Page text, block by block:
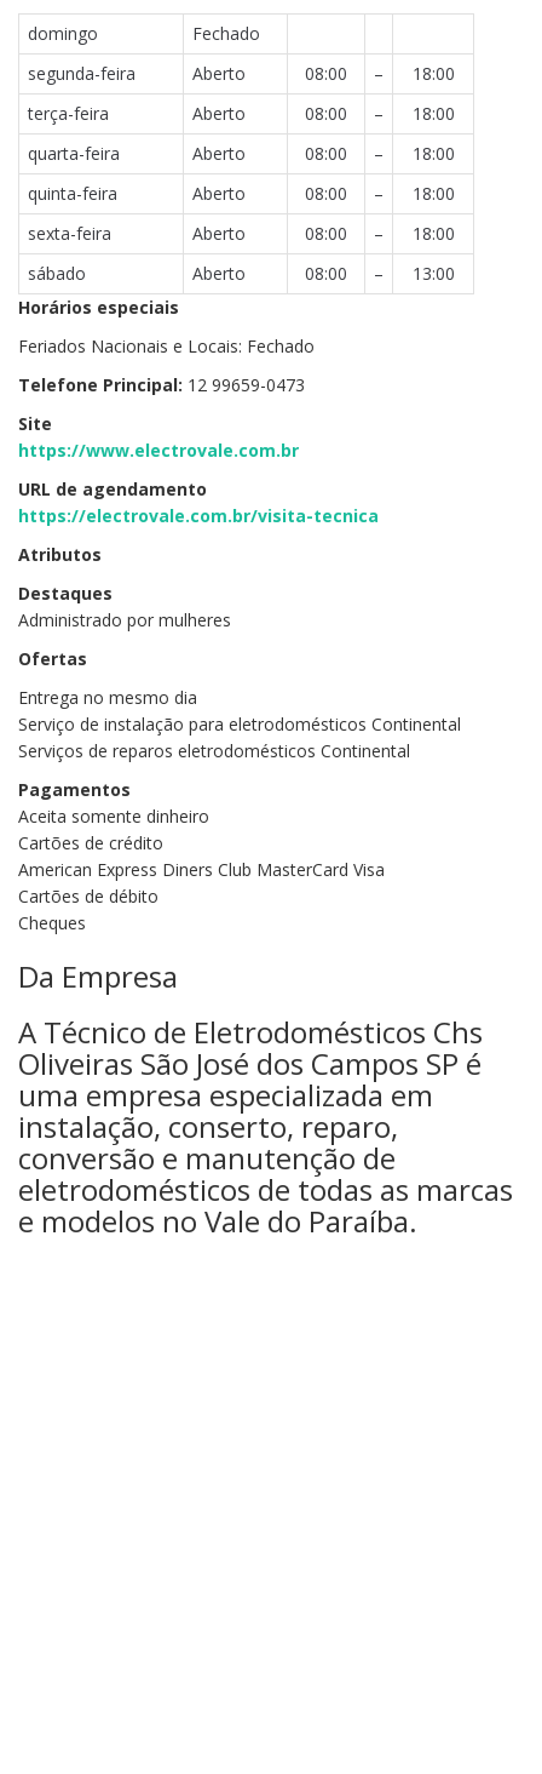
domingo
Fechado
segunda-feira
Aberto 08:00 –
18:00
terça-feira
Aberto 08:00 –
18:00
quarta-feira
Aberto 08:00 –
18:00
quinta-feira
Aberto 08:00 –
18:00
sexta-feira
Aberto 08:00 –
18:00
sábado
Aberto 08:00 –
13:00
Horários especiais
Feriados Nacionais e Locais: Fechado
Telefone Principal: 12 99659-0473
Site
https://www.electrovale.com.br
URL de agendamento
https://electrovale.com.br/visita-tecnica
Atributos
Destaques
Administrado por mulheres
Ofertas
Entrega no mesmo dia
Serviço de instalação para eletrodomésticos Continental
Serviços de reparos eletrodomésticos Continental
Pagamentos
Aceita somente dinheiro
Cartões de crédito
American Express Diners Club MasterCard Visa
Cartões de débito
Cheques
Da Empresa
A Técnico de Eletrodomésticos Chs
Oliveiras São José dos Campos SP é
uma empresa especializada em
instalação, conserto, reparo,
conversão e manutenção de
eletrodomésticos de todas as marcas
e modelos no Vale do Paraíba.